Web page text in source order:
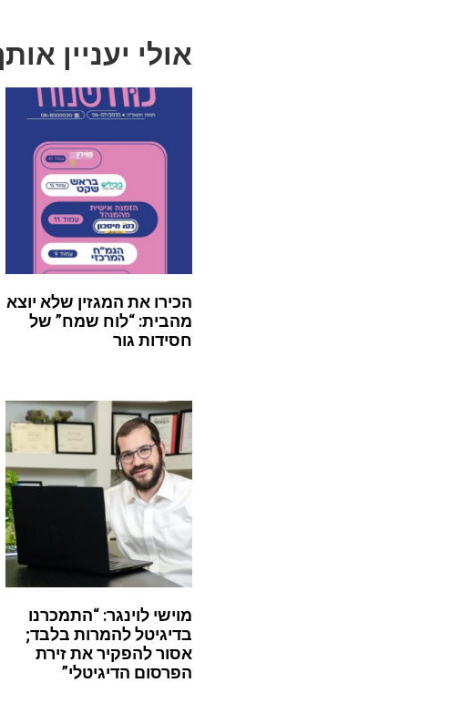
אולי יעניין
הכירו את המגזין שלא יוצא
מהבית: “לוח שמח” של
חסידות גור
מוישי לוינגר: “התמכרנו
בדיגיטל להמרות בלבד;
אסור להפקיר את זירת
הפרסום הדיגיטלי”